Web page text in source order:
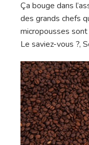
Ça bouge dans
des grands chefs
micropousses
Le saviez-vous ?,